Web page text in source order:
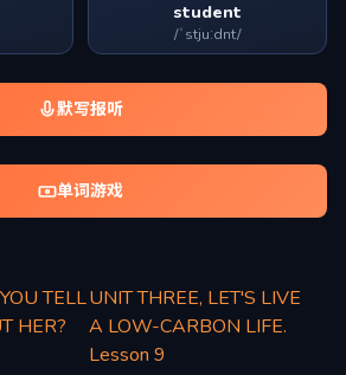
student
/ˈstjuːdnt/
默写报听
单词游戏
TELL
HER?
UNIT THREE, LET'S LIVE
A LOW-CARBON LIFE.
Lesson 9